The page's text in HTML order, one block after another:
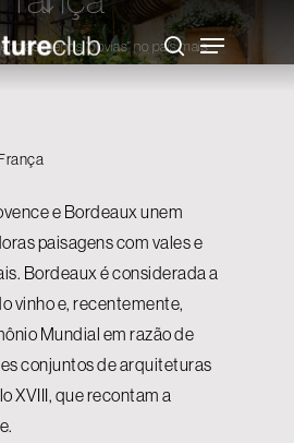
search
Menu
menos “óbvias” no país mais
e Bordeaux unem
paisagens com vales e
Bordeaux é considerada a
vinho e, recentemente,
Mundial em razão de
conjuntos de arquiteturas
XVIII, que recontam a